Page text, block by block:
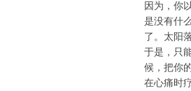
因为，你
是没有什
了。太阳
于是，只
候，把你
在心痛时